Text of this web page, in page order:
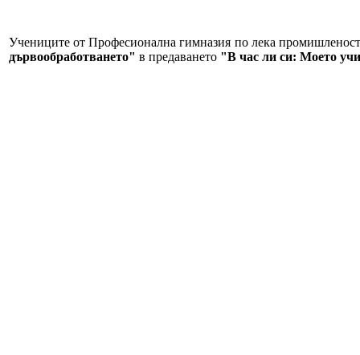
Учениците от Професионална гимназия по лека
дървообработването" в предаването "В час ли си: Моето